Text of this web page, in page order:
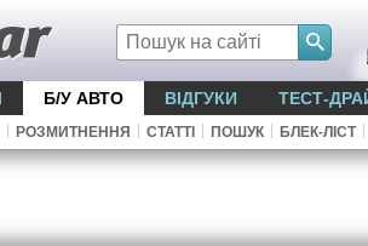
Б/У АВТО ВІДГУКИ ТЕСТ-
РОЗМИТНЕННЯ СТАТТІ ПОШУК БЛЕК-ЛІСТ